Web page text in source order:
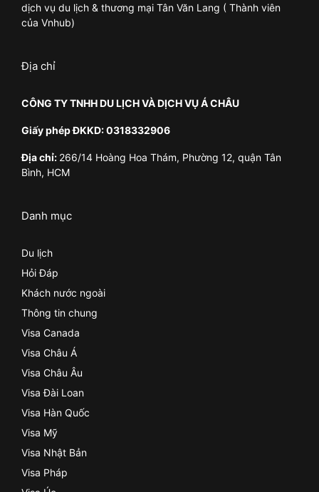
dịch vụ du lịch & thương mại Tân Văn Lang ( Thành viên
của Vnhub)
Địa chỉ
CÔNG TY TNHH DU LỊCH VÀ DỊCH VỤ Á CHÂU
Giấy phép ĐKKD: 0318332906
Địa chỉ: 266/14 Hoàng Hoa Thám, Phường 12, quận Tân
Bình, HCM
Danh mục
Du lịch
Hỏi Đáp
Khách nước ngoài
Thông tin chung
Visa Canada
Visa Châu Á
Visa Châu Âu
Visa Đài Loan
Visa Hàn Quốc
Visa Mỹ
Visa Nhật Bản
Visa Pháp